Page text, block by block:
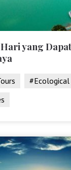
yang
#Ecological